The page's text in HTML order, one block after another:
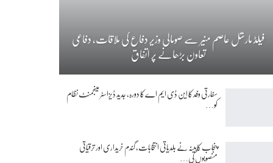
فیلڈ مارشل عاصم منیر سے صومالی وزیر دفاع کی ملاقات، دفاعی
تعاون بڑھانے پر اتفاق
سفارتی وفد کا این ڈی ایم اے کا دورہ، جدید ڈیزاسٹر مینجمنٹ نظام
کو…
پنجاب کابینہ نے بلدیاتی انتخابات، گندم خریداری اور ترقیاتی
منصوبوں کی…